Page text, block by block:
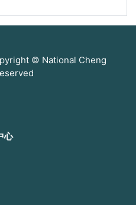
© National Cheng
心